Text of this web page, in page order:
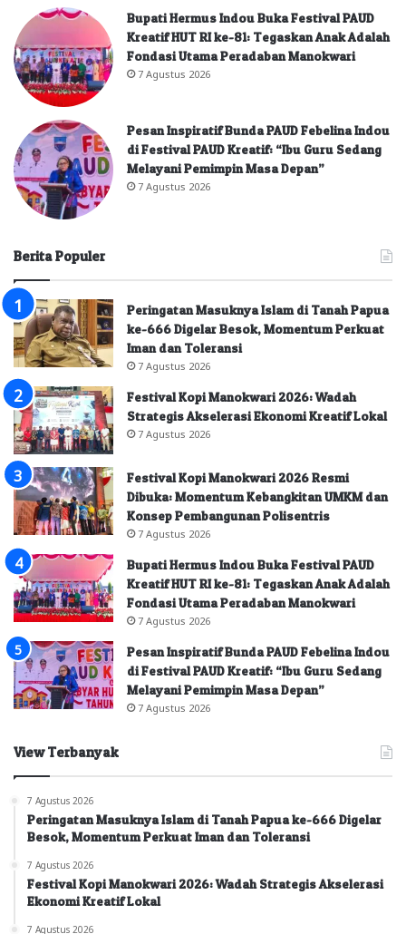
Bupati Hermus Indou Buka Festival PAUD
Kreatif HUT RI ke-81: Tegaskan Anak Adalah
Fondasi Utama Peradaban Manokwari
7 Agustus 2026
Pesan Inspiratif Bunda PAUD Febelina Indou
di Festival PAUD Kreatif: “Ibu Guru Sedang
Melayani Pemimpin Masa Depan”
7 Agustus 2026
Berita Populer
Peringatan Masuknya Islam di Tanah Papua
ke-666 Digelar Besok, Momentum Perkuat
Iman dan Toleransi
7 Agustus 2026
Festival Kopi Manokwari 2026: Wadah
Strategis Akselerasi Ekonomi Kreatif Lokal
7 Agustus 2026
Festival Kopi Manokwari 2026 Resmi
Dibuka: Momentum Kebangkitan UMKM dan
Konsep Pembangunan Polisentris
7 Agustus 2026
Bupati Hermus Indou Buka Festival PAUD
Kreatif HUT RI ke-81: Tegaskan Anak Adalah
Fondasi Utama Peradaban Manokwari
7 Agustus 2026
Pesan Inspiratif Bunda PAUD Febelina Indou
di Festival PAUD Kreatif: “Ibu Guru Sedang
Melayani Pemimpin Masa Depan”
7 Agustus 2026
View Terbanyak
7 Agustus 2026
Peringatan Masuknya Islam di Tanah Papua ke-666 Digelar
Besok, Momentum Perkuat Iman dan Toleransi
7 Agustus 2026
Festival Kopi Manokwari 2026: Wadah Strategis Akselerasi
Ekonomi Kreatif Lokal
7 Agustus 2026